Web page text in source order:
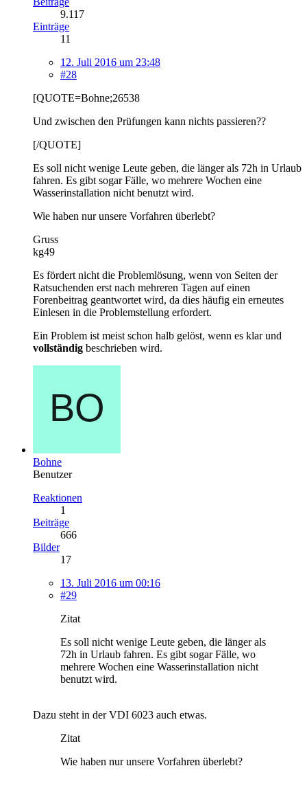
9.117
Einträge
11
12. Juli 2016 um 23:48
#28
[QUOTE=Bohne;26538
Und zwischen den Prüfungen kann nichts passieren??
[/QUOTE]
Es soll nicht wenige Leute geben, die länger als 72h in Urlaub
fahren. Es gibt sogar Fälle, wo mehrere Wochen eine
Wasserinstallation nicht benutzt wird.
Wie haben nur unsere Vorfahren überlebt?
Gruss
kg49
Es fördert nicht die Problemlösung, wenn von Seiten der
Ratsuchenden erst nach mehreren Tagen auf einen
Forenbeitrag geantwortet wird, da dies häufig ein erneutes
Einlesen in die Problemstellung erfordert.
Ein Problem ist meist schon halb gelöst, wenn es klar und
vollständig beschrieben wird.
Bohne
Benutzer
Reaktionen
1
Beiträge
666
Bilder
17
13. Juli 2016 um 00:16
#29
Zitat
Es soll nicht wenige Leute geben, die länger als
72h in Urlaub fahren. Es gibt sogar Fälle, wo
mehrere Wochen eine Wasserinstallation nicht
benutzt wird.
Dazu steht in der VDI 6023 auch etwas.
Zitat
Wie haben nur unsere Vorfahren überlebt?